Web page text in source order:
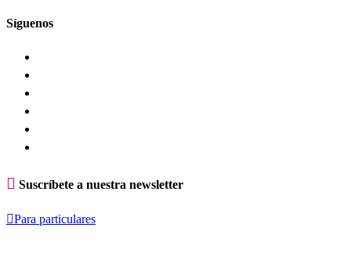
Síguenos
 Suscríbete a nuestra newsletter
Para particulares